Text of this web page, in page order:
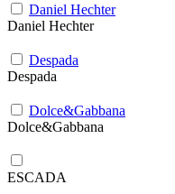
Daniel Hechter
Daniel Hechter
Despada
Despada
Dolce&Gabbana
Dolce&Gabbana
ESCADA